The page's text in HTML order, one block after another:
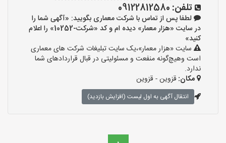
تلفن: 09122812580
لطفا پس از تماس با شرکت معماری بگویید: «آگهی شما را
در سایت «هزار معمار» دیده ام و کد «شرکت-10252» را اعلام
کنید»
سایت «هزار معمار»،یک سایت تبلیغات شرکت های معماری
است وهیچ‌گونه منفعت و مسئولیتی در قبال قراردادهای شما
ندارد.
مکان: قزوین - قزوین
انتقال آگهی به اول لیست (افزایش بازدید)